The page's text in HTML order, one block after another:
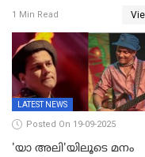
മാർക്കോയിൽ യാഷ്,
പൃഥ്വിരാജ്,
സൈബർലോകവും
1 Min Read
LATEST NEWS
Posted On 19-09-2025
'യാ അലി'യിലൂടെ മനം